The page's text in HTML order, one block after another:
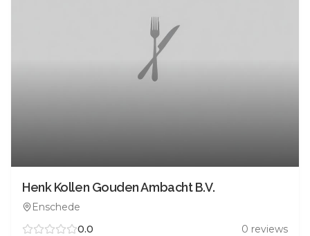
Henk Kollen Gouden Ambacht B.V.
Enschede
0.0
0 reviews